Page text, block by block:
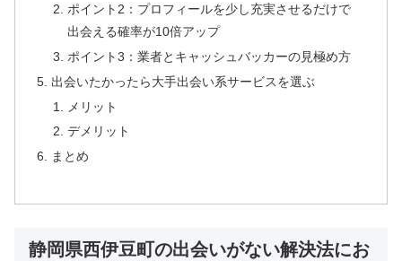
ポイント2：プロフィールを少し充実させるだけで
出会える確率が10倍アップ
ポイント3：業者とキャッシュバッカーの見極め方
出会いたかったら大手出会い系サービスを選ぶ
メリット
デメリット
まとめ
静岡県西伊豆町の出会いがない解決法にお